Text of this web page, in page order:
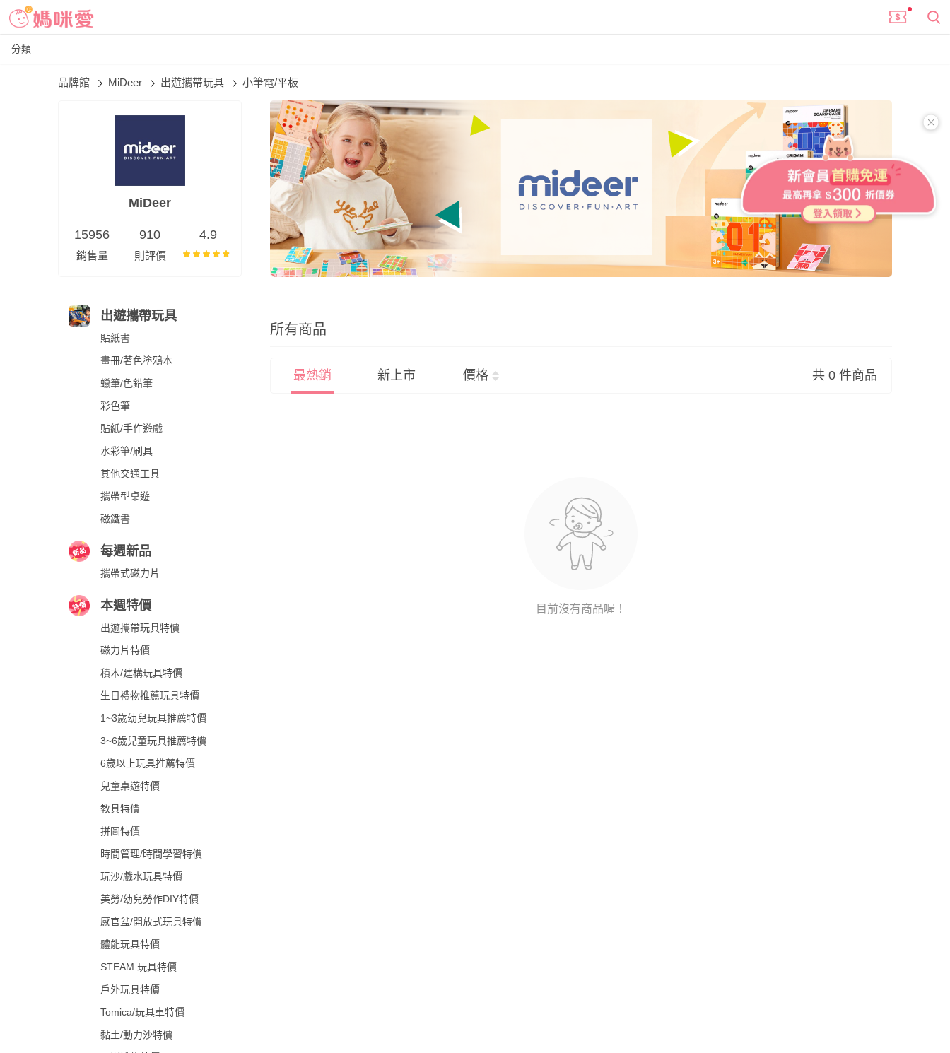
分類
品牌館 MiDeer 出遊攜帶玩具 小筆電/平板
MiDeer
15956
銷售量
910
則評價
4.9
出遊攜帶玩具
貼紙書
畫冊/著色塗鴉本
蠟筆/色鉛筆
彩色筆
貼紙/手作遊戲
水彩筆/刷具
其他交通工具
攜帶型桌遊
磁鐵書
每週新品
攜帶式磁力片
本週特價
出遊攜帶玩具特價
磁力片特價
積木/建構玩具特價
生日禮物推薦玩具特價
1~3歲幼兒玩具推薦特價
3~6歲兒童玩具推薦特價
6歲以上玩具推薦特價
兒童桌遊特價
教具特價
拼圖特價
時間管理/時間學習特價
玩沙/戲水玩具特價
美勞/幼兒勞作DIY特價
感官盆/開放式玩具特價
體能玩具特價
STEAM 玩具特價
戶外玩具特價
Tomica/玩具車特價
黏土/動力沙特價
所有商品
最熱銷 新上市 價格 共 0 件商品
目前沒有商品喔！